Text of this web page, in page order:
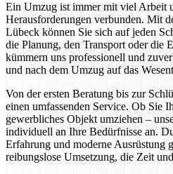
Ein Umzug ist immer mit viel Arbeit
Herausforderungen verbunden. Mit
Lübeck können Sie sich auf jeden
die Planung, den Transport oder die
kümmern uns professionell und
und nach dem Umzug auf das
Von der ersten Beratung bis zur
einen umfassenden Service. Ob Sie
gewerbliches Objekt umziehen –
individuell an Ihre Bedürfnisse an.
Erfahrung und moderne Ausrüstung
reibungslose Umsetzung, die Zeit